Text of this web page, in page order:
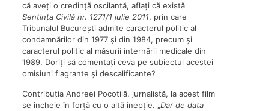
că aveți o credință oscilantă, aflați că există
Sentința Civilă nr. 1271/1 iulie 2011, prin care
Tribunalul București admite caracterul politic al
condamnărilor din 1977 și din 1984, precum și
caracterul politic al măsurii internării medicale din
1989. Doriți să comentați ceva pe subiectul acestei
omisiuni flagrante și descalificante?
Contribuția Andreei Pocotilă, jurnalistă, la acest film
se încheie în forță cu o altă inepție. „Dar de data